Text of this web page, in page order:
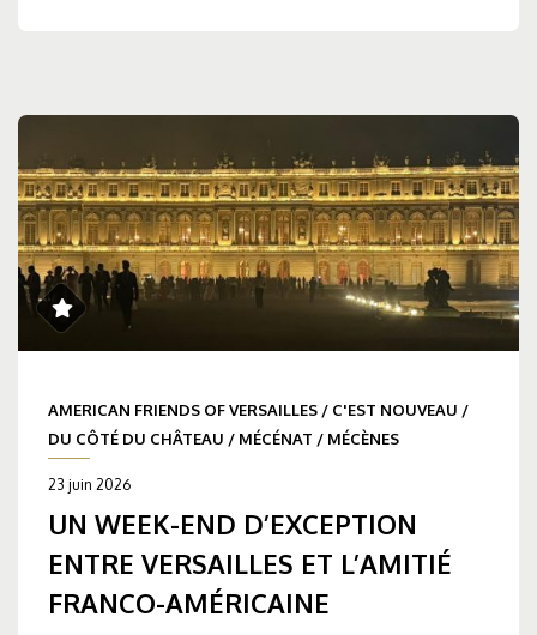
AMERICAN FRIENDS OF VERSAILLES / C'EST NOUVEAU /
DU CÔTÉ DU CHÂTEAU / MÉCÉNAT / MÉCÈNES
23 juin 2026
UN WEEK-END D’EXCEPTION
ENTRE VERSAILLES ET L’AMITIÉ
FRANCO-AMÉRICAINE